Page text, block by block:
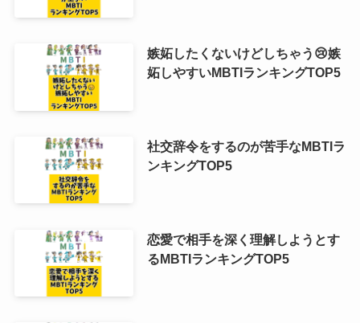
嫉妬したくないけどしちゃう😢嫉
妬しやすいMBTIランキングTOP5
社交辞令をするのが苦手なMBTIラ
ンキングTOP5
恋愛で相手を深く理解しようとす
るMBTIランキングTOP5